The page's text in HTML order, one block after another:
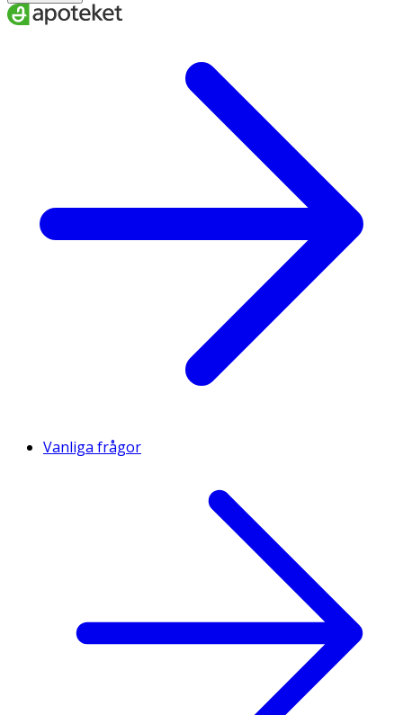
Vanliga frågor